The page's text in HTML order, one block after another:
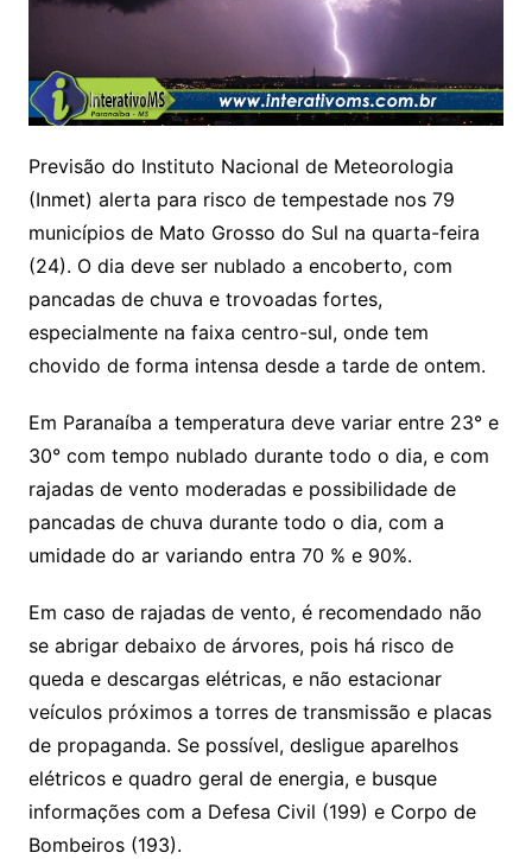
Previsão do Instituto Nacional de Meteorologia
(Inmet) alerta para risco de tempestade nos 79
municípios de Mato Grosso do Sul na quarta-feira
(24). O dia deve ser nublado a encoberto, com
pancadas de chuva e trovoadas fortes,
especialmente na faixa centro-sul, onde tem
chovido de forma intensa desde a tarde de ontem.
Em Paranaíba a temperatura deve variar entre 23° e
30° com tempo nublado durante todo o dia, e com
rajadas de vento moderadas e possibilidade de
pancadas de chuva durante todo o dia, com a
umidade do ar variando entra 70 % e 90%.
Em caso de rajadas de vento, é recomendado não
se abrigar debaixo de árvores, pois há risco de
queda e descargas elétricas, e não estacionar
veículos próximos a torres de transmissão e placas
de propaganda. Se possível, desligue aparelhos
elétricos e quadro geral de energia, e busque
informações com a Defesa Civil (199) e Corpo de
Bombeiros (193).